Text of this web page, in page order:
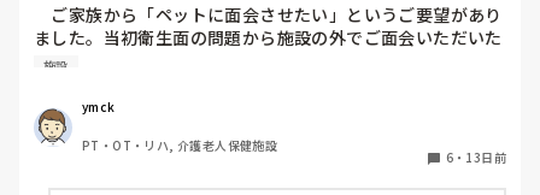
ご家族から「ペットに面会させたい」というご要望があり
ました。当初衛生面の問題から施設の外でご面会いただいた
のですが、段々と状態がかわりお看取り寸前となった際に
お願いしました。
ご本人にとっても大切なご家族かと思いますし、心情的に
はご対応したいのですが…。何か私共と別の方法で対応され
施設
ymck
PT・OT・リハ, 介護老人保健施設
6・ 13日前